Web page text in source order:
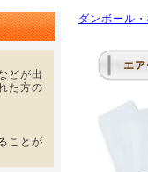
ダンボール
エ
どが出
た方の
ことが